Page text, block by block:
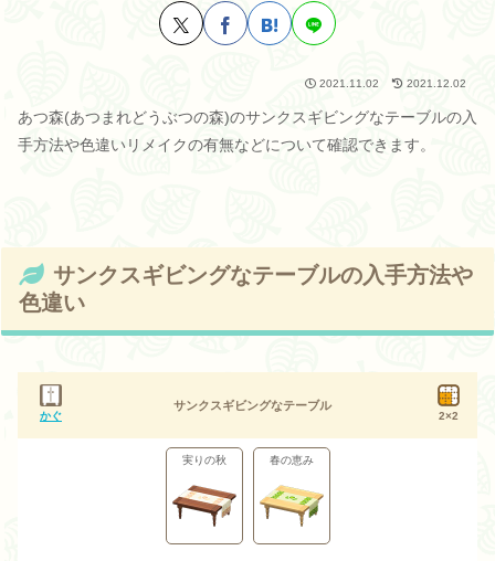
2021.11.02 2021.12.02
あつ森(あつまれどうぶつの森)のサンクスギビングなテーブルの入
手方法や色違いリメイクの有無などについて確認できます。
サンクスギビングなテーブルの入手方法や
色違い
かぐ
サンクスギビングなテーブル
2×2
実りの秋 春の恵み